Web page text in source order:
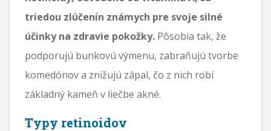
triedou zlúčenín známych pre svoje silné
účinky na zdravie pokožky. Pôsobia tak, že
podporujú bunkovú výmenu, zabraňujú tvorbe
komedónov a znižujú zápal, čo z nich robí
základný kameň v liečbe akné.
Typy retinoidov